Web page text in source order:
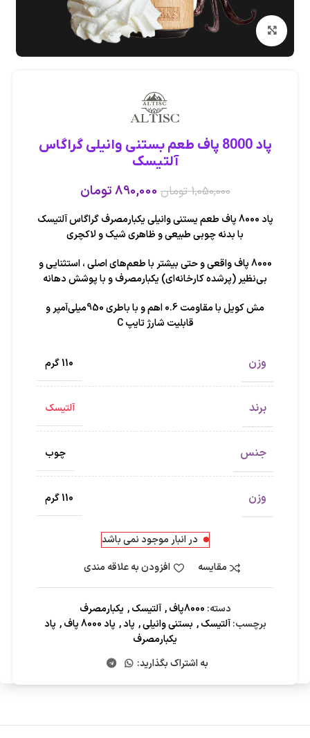
بزرگنمایی تصویر
پاد 8000 پاف طعم بستنی وانیلی گراگاس
آلتیسک
1,050,000 تومان890,000تومان
پاد 8000 پاف طعم یستنی وانیلی یکبارمصرف گراگاس آلتیسک
با بدنه چوبی طبیعی و ظاهری شیک و لاکچری
8000 پاف واقعی و حتی بیشتر با طعم‌های اصلی ، استثنایی و
بی‌نظیر (پرشده کارخانه‌ای) یکبارمصرف و با پوشش دهانه
مش کویل با مقاومت 0.6 اهم و با باطری 950میلی‌آمپر و
قابلیت شارژ تایپ C
وزن 110 گرم
برند آلتیسک
جنس چوب
وزن 110 گرم
در انبار موجود نمی باشد
مقایسه
افزودن به علاقه مندی
دسته: 8000پاف , آلتیسک, یکبارمصرف
برچسب: آلتیسک, بستنی وانیلی, پاد, پاد 8000 پاف , پاد
یکبارمصرف
به اشتراک بگذارید: